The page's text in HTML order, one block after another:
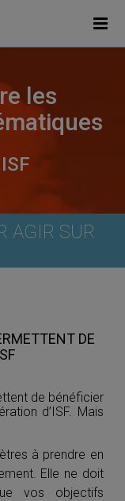
les
AGIR SUR
DE
de bénéficier
d’ISF. Mais
à prendre en
Elle ne doit
vos objectifs